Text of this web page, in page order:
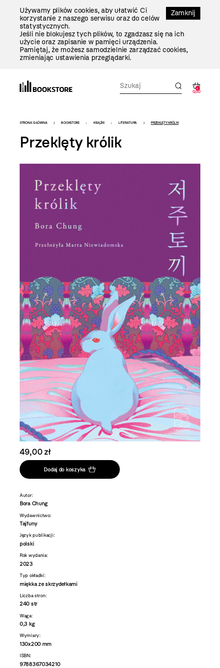
Zamknij
Używamy plików cookies, aby ułatwić Ci
korzystanie z naszego serwisu oraz do celów
statystycznych.
Jeśli nie blokujesz tych plików, to zgadzasz się na ich
użycie oraz zapisanie w pamięci urządzenia.
Pamiętaj, że możesz samodzielnie zarządzać cookies,
zmieniając ustawienia przeglądarki.
0
0,00
Bookstore
-
szablon
szczegóły
STRONA GŁÓWNA BOOKSTORE KSIĄŻKI LITERATURA PRZEKLĘTY KRÓLIK
Przeklęty królik
49,00 zł
Dodaj do koszyka
Autor:
Bora Chung
Wydawnictwo:
Tajfuny
Język publikacji:
polski
Rok wydania:
2023
Typ okładki:
miękka ze skrzydełkami
Liczba stron:
240 str
Waga:
0,3 kg
Wymiary:
130x200 mm
ISBN:
9788367034210